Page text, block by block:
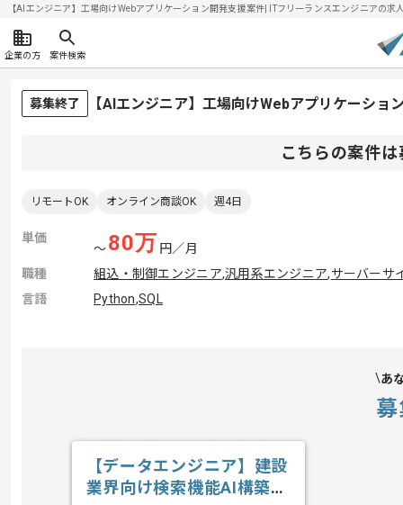
【AIエンジニア】工場向けWebアプリケーション開発支援案件| ITフリーランスエンジニアの
企業の方 案件検索
募集終了 【AIエンジニア】工場向けWebアプリケーショ
こちらの案件
リモートOK オンライン商談OK 週4日
単価
〜80万 円／月
職種
組込・制御エンジニア,汎用系エンジニア,サーバーサ
言語
Python,SQL
あ
【データエンジニア】建設
業界向け検索機能AI構築の